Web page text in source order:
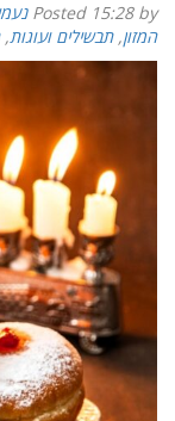
Posted 15:28by
המזון,תבשילים ועוגות,